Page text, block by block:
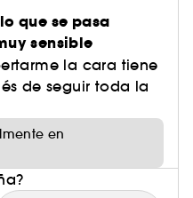
que se pasa
sensible
la cara tiene
de seguir toda la
en